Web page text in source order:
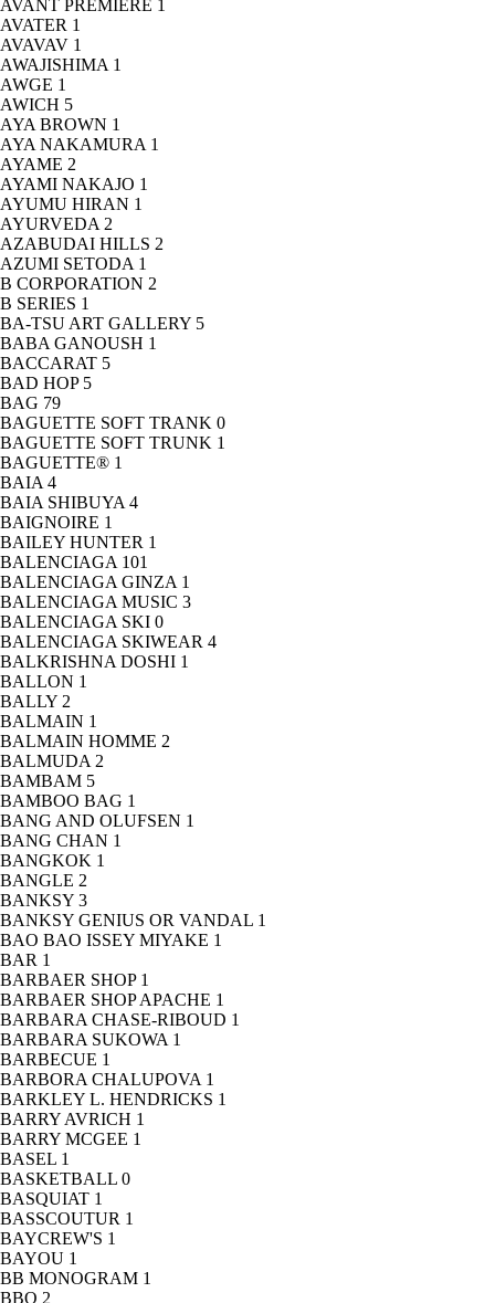
AVANT PREMIERE 1
AVATER 1
AVAVAV 1
AWAJISHIMA 1
AWGE 1
AWICH 5
AYA BROWN 1
AYA NAKAMURA 1
AYAME 2
AYAMI NAKAJO 1
AYUMU HIRAN 1
AYURVEDA 2
AZABUDAI HILLS 2
AZUMI SETODA 1
B CORPORATION 2
B SERIES 1
BA-TSU ART GALLERY 5
BABA GANOUSH 1
BACCARAT 5
BAD HOP 5
BAG 79
BAGUETTE SOFT TRANK 0
BAGUETTE SOFT TRUNK 1
BAGUETTE® 1
BAIA 4
BAIA SHIBUYA 4
BAIGNOIRE 1
BAILEY HUNTER 1
BALENCIAGA 101
BALENCIAGA GINZA 1
BALENCIAGA MUSIC 3
BALENCIAGA SKI 0
BALENCIAGA SKIWEAR 4
BALKRISHNA DOSHI 1
BALLON 1
BALLY 2
BALMAIN 1
BALMAIN HOMME 2
BALMUDA 2
BAMBAM 5
BAMBOO BAG 1
BANG AND OLUFSEN 1
BANG CHAN 1
BANGKOK 1
BANGLE 2
BANKSY 3
BANKSY GENIUS OR VANDAL 1
BAO BAO ISSEY MIYAKE 1
BAR 1
BARBAER SHOP 1
BARBAER SHOP APACHE 1
BARBARA CHASE-RIBOUD 1
BARBARA SUKOWA 1
BARBECUE 1
BARBORA CHALUPOVA 1
BARKLEY L. HENDRICKS 1
BARRY AVRICH 1
BARRY MCGEE 1
BASEL 1
BASKETBALL 0
BASQUIAT 1
BASSCOUTUR 1
BAYCREW'S 1
BAYOU 1
BB MONOGRAM 1
BBQ 2